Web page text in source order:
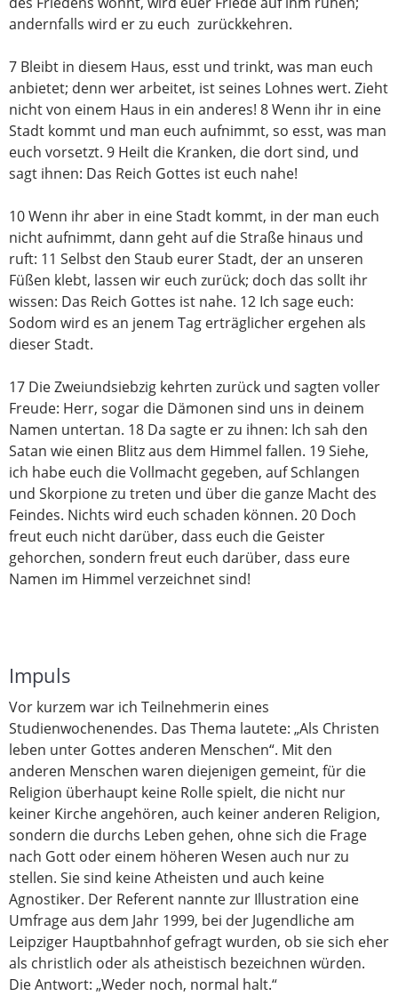
andernfalls wird er zu euch zurückkehren.
7 Bleibt in diesem Haus, esst und trinkt, was man euch
anbietet; denn wer arbeitet, ist seines Lohnes wert. Zieht
nicht von einem Haus in ein anderes! 8Wenn ihr in eine
Stadt kommt und man euch aufnimmt, so esst, was man
euch vorsetzt. 9 Heilt die Kranken, die dort sind, und
sagt ihnen: Das Reich Gottes ist euch nahe!
10Wenn ihr aber in eine Stadt kommt, in der man euch
nicht aufnimmt, dann geht auf die Straße hinaus und
ruft: 11 Selbst den Staub eurer Stadt, der an unseren
Füßen klebt, lassen wir euch zurück; doch das sollt ihr
wissen: Das Reich Gottes ist nahe. 12 Ich sage euch:
Sodom wird es an jenem Tag erträglicher ergehen als
dieser Stadt.
17 Die Zweiundsiebzig kehrten zurück und sagten voller
Freude: Herr, sogar die Dämonen sind uns in deinem
Namen untertan. 18 Da sagte er zu ihnen: Ich sah den
Satan wie einen Blitz aus dem Himmel fallen. 19Siehe,
ich habe euch die Vollmacht gegeben, auf Schlangen
und Skorpione zu treten und über die ganze Macht des
Feindes. Nichts wird euch schaden können. 20 Doch
freut euch nicht darüber, dass euch die Geister
gehorchen, sondern freut euch darüber, dass eure
Namen im Himmel verzeichnet sind!
Impuls
Vor kurzem war ich Teilnehmerin eines
Studienwochenendes. Das Thema lautete: „Als Christen
leben unter Gottes anderen Menschen“. Mit den
anderen Menschen waren diejenigen gemeint, für die
Religion überhaupt keine Rolle spielt, die nicht nur
keiner Kirche angehören, auch keiner anderen Religion,
sondern die durchs Leben gehen, ohne sich die Frage
nach Gott oder einem höheren Wesen auch nur zu
stellen. Sie sind keine Atheisten und auch keine
Agnostiker. Der Referent nannte zur Illustration eine
Umfrage aus dem Jahr 1999, bei der Jugendliche am
Leipziger Hauptbahnhof gefragt wurden, ob sie sich eher
als christlich oder als atheistisch bezeichnen würden.
Die Antwort: „Weder noch, normal halt.“